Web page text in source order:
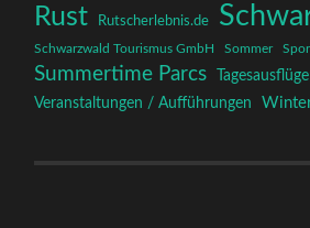
Rust Rutscherlebnis.de
Schwarzwald Tourismus GmbH Sommer
Summertime Parcs Tagesausflüge
Veranstaltungen / Aufführungen